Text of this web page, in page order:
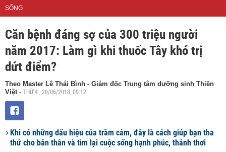
SỐNG
Căn bệnh đáng sợ của 300 triệu người
năm 2017: Làm gì khi thuốc Tây khó trị
dứt điểm?
Theo Master Lê Thái Bình - Giám đốc Trung tâm dưỡng sinh Thiền
Việt- THỨ 4 , 20/06/2018, 09:12
Khi có những dấu hiệu của trầm cảm, đây là cách giúp bạn tha
thứ cho bản thân và tìm lại cuộc sống hạnh phúc, thảnh thơi